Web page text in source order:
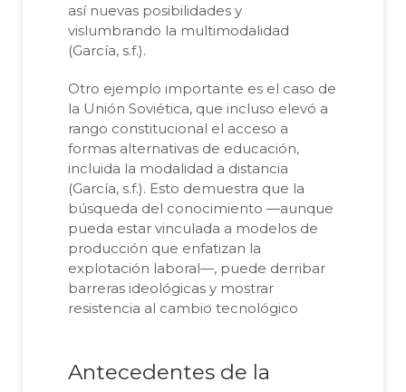
así nuevas posibilidades y
vislumbrando la multimodalidad
(García, s.f.).
Otro ejemplo importante es el caso de
la Unión Soviética, que incluso elevó a
rango constitucional el acceso a
formas alternativas de educación,
incluida la modalidad a distancia
(García, s.f.). Esto demuestra que la
búsqueda del conocimiento —aunque
pueda estar vinculada a modelos de
producción que enfatizan la
explotación laboral—, puede derribar
barreras ideológicas y mostrar
resistencia al cambio tecnológico
Antecedentes de la